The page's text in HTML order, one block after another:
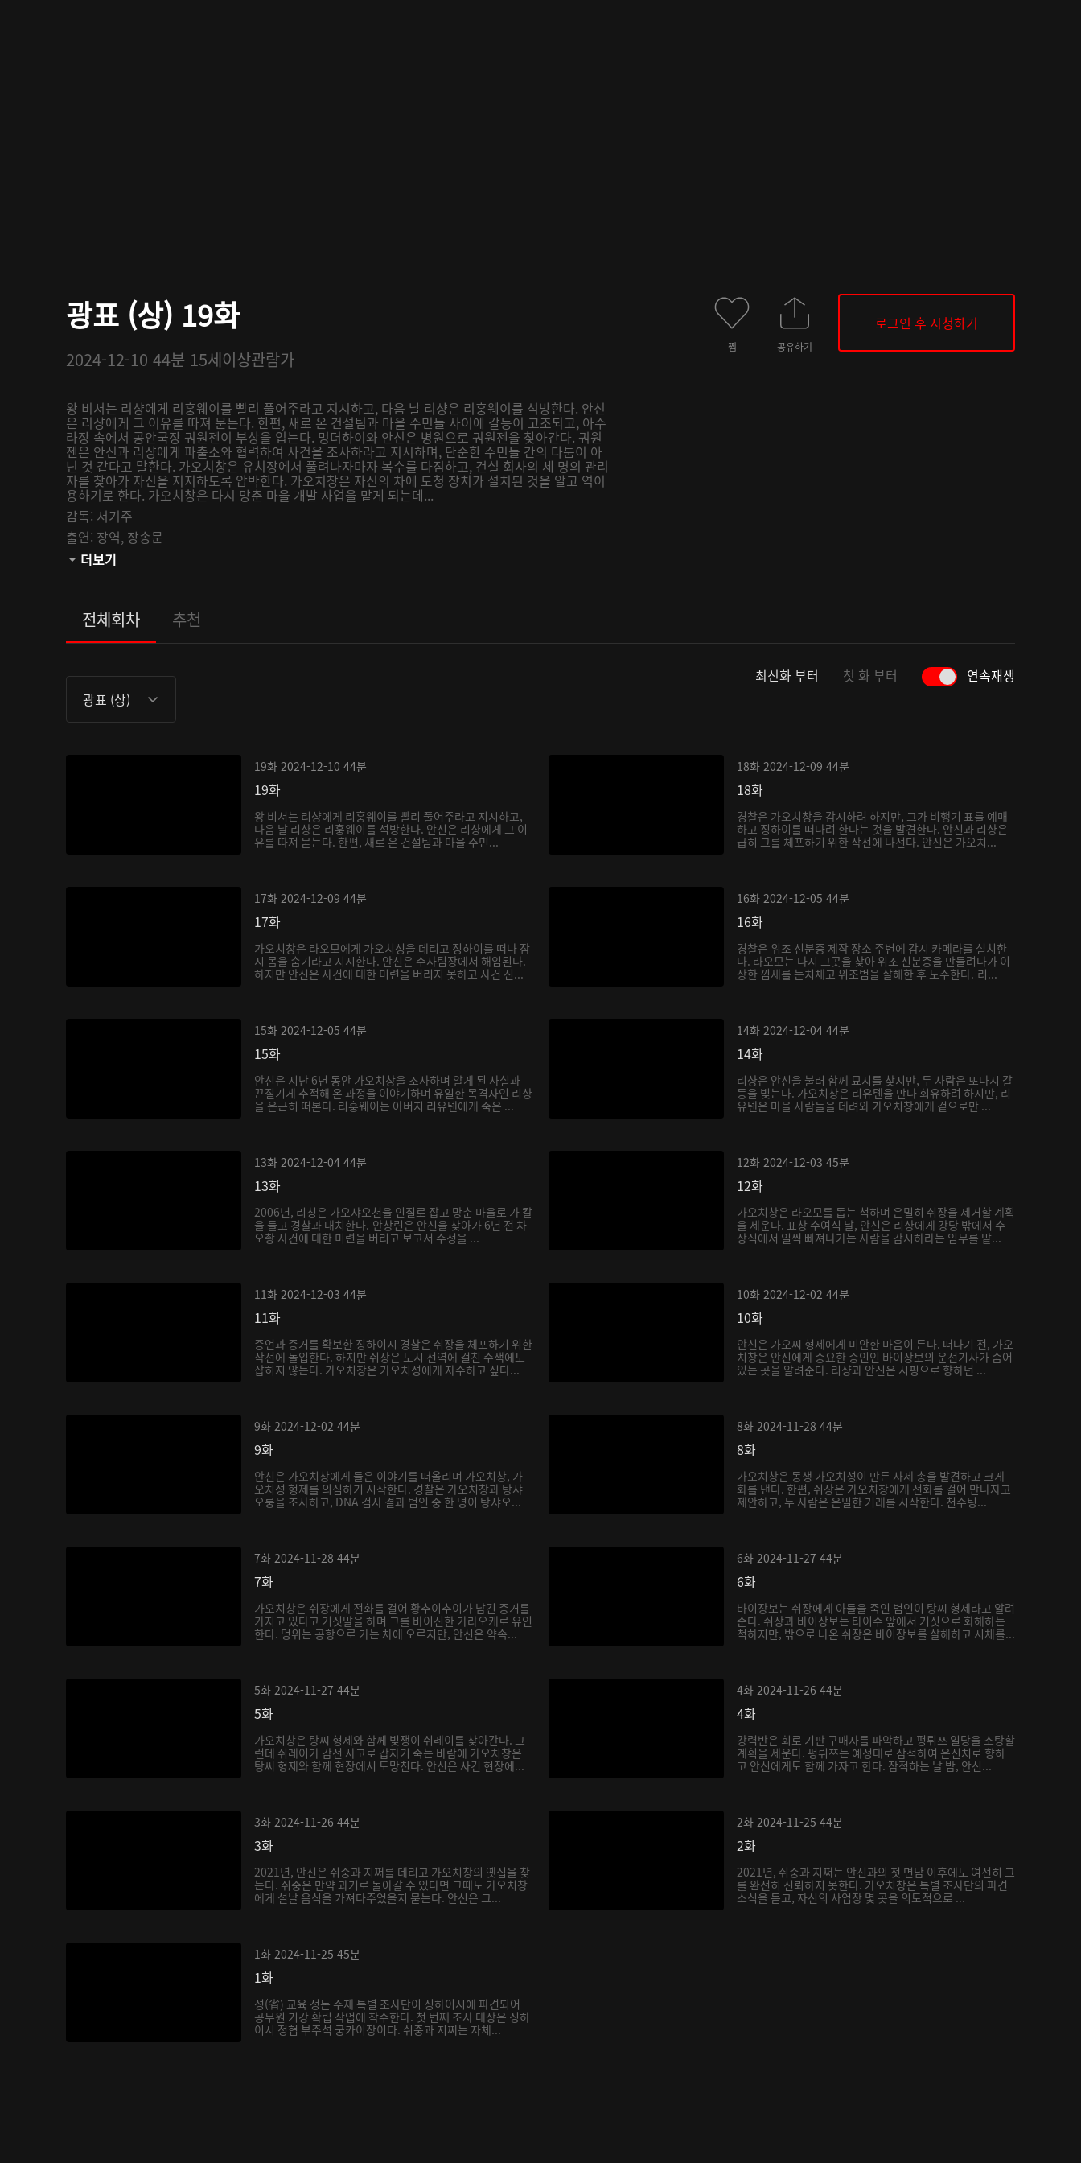
광표 (상) 19화
2024-12-10 44분 15세이상관람가
왕 비서는 리샹에게 리훙웨이를 빨리 풀어주라고 지시하고, 다음 날 리샹은 리훙웨이를 석방한다. 안신
은 리샹에게 그 이유를 따져 묻는다. 한편, 새로 온 건설팀과 마을 주민들 사이에 갈등이 고조되고, 아수
라장 속에서 공안국장 궈원젠이 부상을 입는다. 멍더하이와 안신은 병원으로 궈원젠을 찾아간다. 궈원
젠은 안신과 리샹에게 파출소와 협력하여 사건을 조사하라고 지시하며, 단순한 주민들 간의 다툼이 아
닌 것 같다고 말한다. 가오치창은 유치장에서 풀려나자마자 복수를 다짐하고, 건설 회사의 세 명의 관리
자를 찾아가 자신을 지지하도록 압박한다. 가오치창은 자신의 차에 도청 장치가 설치된 것을 알고 역이
용하기로 한다. 가오치창은 다시 망춘 마을 개발 사업을 맡게 되는데...
감독: 서기주
출연: 장역, 장송문
관람등급:
더보기
찜 공유하기
로그인 후 시청하기
전체회차 추천
광표 (상)
최신화 부터 첫 화 부터 연속재생
19화 2024-12-10 44분
19화
왕 비서는 리샹에게 리훙웨이를 빨리 풀어주라고 지시하고,
다음 날 리샹은 리훙웨이를 석방한다. 안신은 리샹에게 그 이
유를 따져 묻는다. 한편, 새로 온 건설팀과 마을 주민...
18화 2024-12-09 44분
18화
경찰은 가오치창을 감시하려 하지만, 그가 비행기 표를 예매
하고 징하이를 떠나려 한다는 것을 발견한다. 안신과 리샹은
급히 그를 체포하기 위한 작전에 나선다. 안신은 가오치...
17화 2024-12-09 44분
17화
가오치창은 라오모에게 가오치성을 데리고 징하이를 떠나 잠
시 몸을 숨기라고 지시한다. 안신은 수사팀장에서 해임된다.
하지만 안신은 사건에 대한 미련을 버리지 못하고 사건 진...
16화 2024-12-05 44분
16화
경찰은 위조 신분증 제작 장소 주변에 감시 카메라를 설치한
다. 라오모는 다시 그곳을 찾아 위조 신분증을 만들려다가 이
상한 낌새를 눈치채고 위조범을 살해한 후 도주한다. 리...
15화 2024-12-05 44분
15화
안신은 지난 6년 동안 가오치창을 조사하며 알게 된 사실과
끈질기게 추적해 온 과정을 이야기하며 유일한 목격자인 리샹
을 은근히 떠본다. 리훙웨이는 아버지 리유톈에게 죽은 ...
14화 2024-12-04 44분
14화
리샹은 안신을 불러 함께 묘지를 찾지만, 두 사람은 또다시 갈
등을 빚는다. 가오치창은 리유톈을 만나 회유하려 하지만, 리
유톈은 마을 사람들을 데려와 가오치창에게 겉으로만 ...
13화 2024-12-04 44분
13화
2006년, 리칭은 가오샤오천을 인질로 잡고 망춘 마을로 가 칼
을 들고 경찰과 대치한다. 안창린은 안신을 찾아가 6년 전 차
오촹 사건에 대한 미련을 버리고 보고서 수정을 ...
12화 2024-12-03 45분
12화
가오치창은 라오모를 돕는 척하며 은밀히 쉬장을 제거할 계획
을 세운다. 표창 수여식 날, 안신은 리샹에게 강당 밖에서 수
상식에서 일찍 빠져나가는 사람을 감시하라는 임무를 맡...
11화 2024-12-03 44분
11화
증언과 증거를 확보한 징하이시 경찰은 쉬장을 체포하기 위한
작전에 돌입한다. 하지만 쉬장은 도시 전역에 걸친 수색에도
잡히지 않는다. 가오치창은 가오치성에게 자수하고 싶다...
10화 2024-12-02 44분
10화
안신은 가오씨 형제에게 미안한 마음이 든다. 떠나기 전, 가오
치창은 안신에게 중요한 증인인 바이장보의 운전기사가 숨어
있는 곳을 알려준다. 리샹과 안신은 시핑으로 향하던 ...
9화 2024-12-02 44분
9화
안신은 가오치창에게 들은 이야기를 떠올리며 가오치창, 가
오치성 형제를 의심하기 시작한다. 경찰은 가오치창과 탕샤
오룽을 조사하고, DNA 검사 결과 범인 중 한 명이 탕샤오...
8화 2024-11-28 44분
8화
가오치창은 동생 가오치성이 만든 사제 총을 발견하고 크게
화를 낸다. 한편, 쉬장은 가오치창에게 전화를 걸어 만나자고
제안하고, 두 사람은 은밀한 거래를 시작한다. 천수팅...
7화 2024-11-28 44분
7화
가오치창은 쉬장에게 전화를 걸어 황추이추이가 남긴 증거를
가지고 있다고 거짓말을 하며 그를 바이진한 가라오케로 유인
한다. 멍위는 공항으로 가는 차에 오르지만, 안신은 약속...
6화 2024-11-27 44분
6화
바이장보는 쉬장에게 아들을 죽인 범인이 탕씨 형제라고 알려
준다. 쉬장과 바이장보는 타이수 앞에서 거짓으로 화해하는
척하지만, 밖으로 나온 쉬장은 바이장보를 살해하고 시체를...
5화 2024-11-27 44분
5화
가오치창은 탕씨 형제와 함께 빚쟁이 쉬레이를 찾아간다. 그
런데 쉬레이가 감전 사고로 갑자기 죽는 바람에 가오치창은
탕씨 형제와 함께 현장에서 도망친다. 안신은 사건 현장에...
4화 2024-11-26 44분
4화
강력반은 회로 기판 구매자를 파악하고 펑뤼쯔 일당을 소탕할
계획을 세운다. 펑뤼쯔는 예정대로 잠적하여 은신처로 향하
고 안신에게도 함께 가자고 한다. 잠적하는 날 밤, 안신...
3화 2024-11-26 44분
3화
2021년, 안신은 쉬중과 지쩌를 데리고 가오치창의 옛집을 찾
는다. 쉬중은 만약 과거로 돌아갈 수 있다면 그때도 가오치창
에게 설날 음식을 가져다주었을지 묻는다. 안신은 그...
2화 2024-11-25 44분
2화
2021년, 쉬중과 지쩌는 안신과의 첫 면담 이후에도 여전히 그
를 완전히 신뢰하지 못한다. 가오치창은 특별 조사단의 파견
소식을 듣고, 자신의 사업장 몇 곳을 의도적으로 ...
1화 2024-11-25 45분
1화
성(省) 교육 정돈 주재 특별 조사단이 징하이시에 파견되어
공무원 기강 확립 작업에 착수한다. 첫 번째 조사 대상은 징하
이시 정협 부주석 궁카이장이다. 쉬중과 지쩌는 자체...